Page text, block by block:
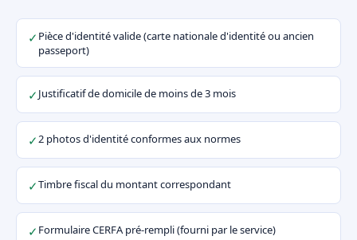
✓ Pièce d'identité valide (carte nationale d'identité ou ancien
passeport)
✓Justificatif de domicile de moins de 3 mois
✓2 photos d'identité conformes aux normes
✓Timbre fiscal du montant correspondant
✓ Formulaire CERFA pré-rempli (fourni par le service)